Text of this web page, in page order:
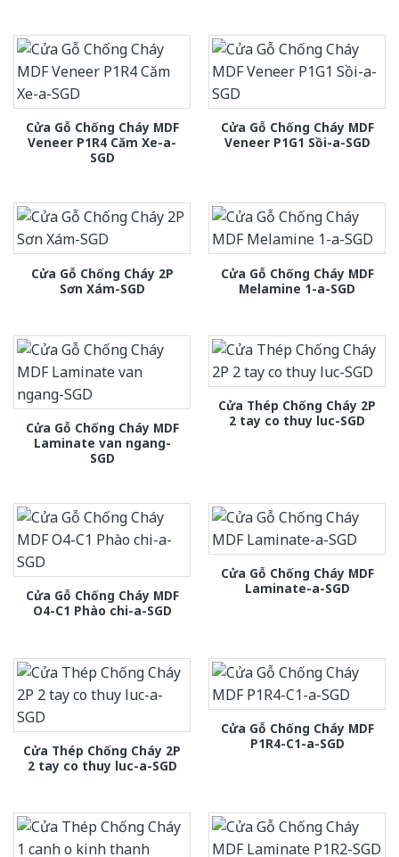
Cửa Gỗ Chống Cháy MDF
Veneer P1R4 Căm Xe-a-
SGD
Cửa Gỗ Chống Cháy MDF
Veneer P1G1 Sồi-a-SGD
Cửa Gỗ Chống Cháy 2P
Sơn Xám-SGD
Cửa Gỗ Chống Cháy MDF
Melamine 1-a-SGD
Cửa Gỗ Chống Cháy MDF
Laminate van ngang-
SGD
Cửa Thép Chống Cháy 2P
2 tay co thuy luc-SGD
Cửa Gỗ Chống Cháy MDF
O4-C1 Phào chi-a-SGD
Cửa Gỗ Chống Cháy MDF
Laminate-a-SGD
Cửa Thép Chống Cháy 2P
2 tay co thuy luc-a-SGD
Cửa Gỗ Chống Cháy MDF
P1R4-C1-a-SGD